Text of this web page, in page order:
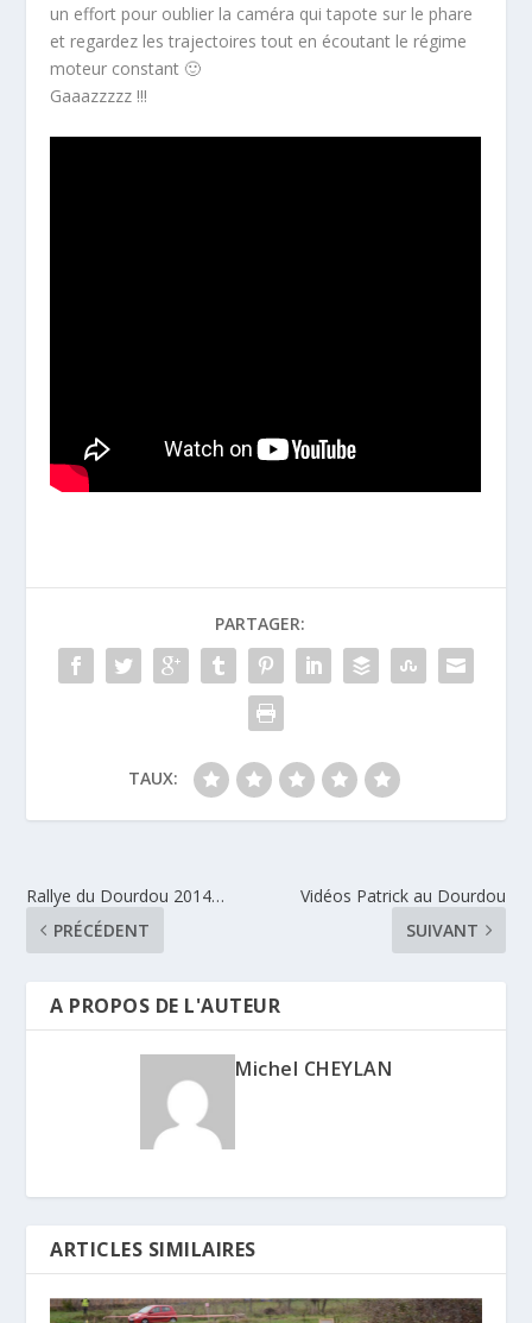
un effort pour oublier la caméra qui tapote sur le phare
et regardez les trajectoires tout en écoutant le régime
moteur constant 🙂
Gaaazzzzz !!!
PARTAGER:
TAUX:
Rallye du Dourdou 2014…
PRÉCÉDENT
Vidéos Patrick au Dourdou
SUIVANT
A PROPOS DE L'AUTEUR
Michel CHEYLAN
ARTICLES SIMILAIRES